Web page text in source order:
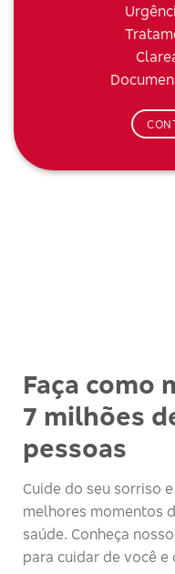
Faça como
7 milhões
pessoas
Cuide do seu sorriso
melhores momentos
saúde. Conheça
para cuidar de você e